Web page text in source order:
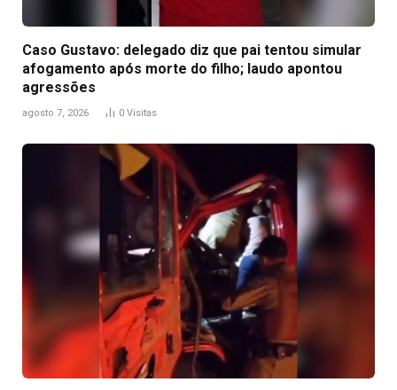
Caso Gustavo: delegado diz que pai tentou simular
afogamento após morte do filho; laudo apontou
agressões
agosto 7, 2026 0 Visitas